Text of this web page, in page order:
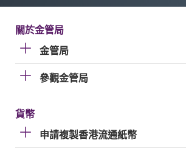
關於金管局
金管局
參觀金管局
貨幣
申請複製香港流通紙幣